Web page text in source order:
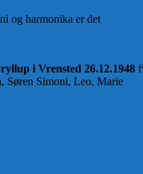
og harmonika er det
i Vrensted 26.12.1948
Søren Simoni, Leo, Marie